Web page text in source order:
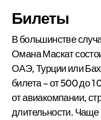
Билеты
В большинстве
Омана Маскат
ОАЭ, Турции или
билета – от 500 до
от авиакомпании,
длительности.